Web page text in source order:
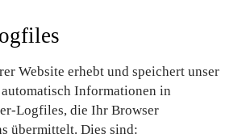
Website erhebt und speichert unser
Informationen in
Logfiles, die Ihr Browser
übermittelt. Dies sind: